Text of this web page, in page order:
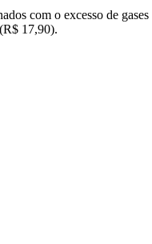
com o excesso de
17,90).